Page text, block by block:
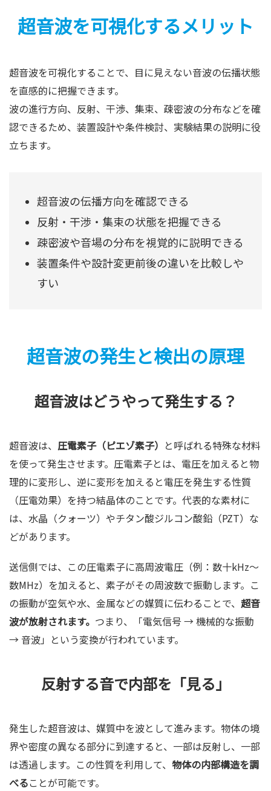
超音波を可視化するメリット
超音波を可視化することで、目に見えない音波の伝播状態
を直感的に把握できます。
波の進行方向、反射、干渉、集束、疎密波の分布などを確
認できるため、装置設計や条件検討、実験結果の説明に役
立ちます。
超音波の伝播方向を確認できる
反射・干渉・集束の状態を把握できる
疎密波や音場の分布を視覚的に説明できる
装置条件や設計変更前後の違いを比較しや
すい
超音波の発生と検出の原理
超音波はどうやって発生する？
超音波は、 圧電素子（ピエゾ素子） と呼ばれる特殊な材料
を使って発生させます。圧電素子とは、電圧を加えると物
理的に変形し、逆に変形を加えると電圧を発生する性質
（圧電効果）を持つ結晶体のことです。代表的な素材に
は、水晶（クォーツ）やチタン酸ジルコン酸鉛（PZT）な
どがあります。
送信側では、この圧電素子に高周波電圧（例：数十kHz〜
数MHz）を加えると、素子がその周波数で振動します。こ
の振動が空気や水、金属などの媒質に伝わることで、 超音
波が放射されます。 つまり、「電気信号 → 機械的な振動
→ 音波」という変換が行われています。
反射する音で内部を「見る」
発生した超音波は、媒質中を波として進みます。物体の境
界や密度の異なる部分に到達すると、一部は反射し、一部
は透過します。この性質を利用して、 物体の内部構造を調
べることが可能です。